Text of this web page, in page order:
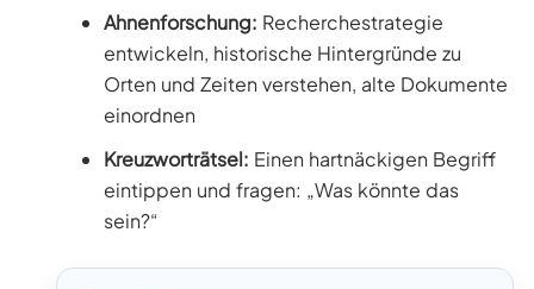
Ahnenforschung: Recherchestrategie
entwickeln, historische Hintergründe zu
Orten und Zeiten verstehen, alte Dokumente
einordnen
Kreuzworträtsel: Einen hartnäckigen Begriff
eintippen und fragen: „Was könnte das
sein?“